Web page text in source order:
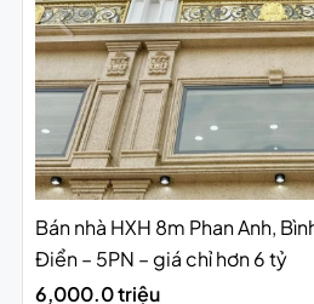
Bán nhà HXH 8m Phan Anh,
Điển – 5PN – giá chỉ hơn 6 tỷ
6,000.0 triệu